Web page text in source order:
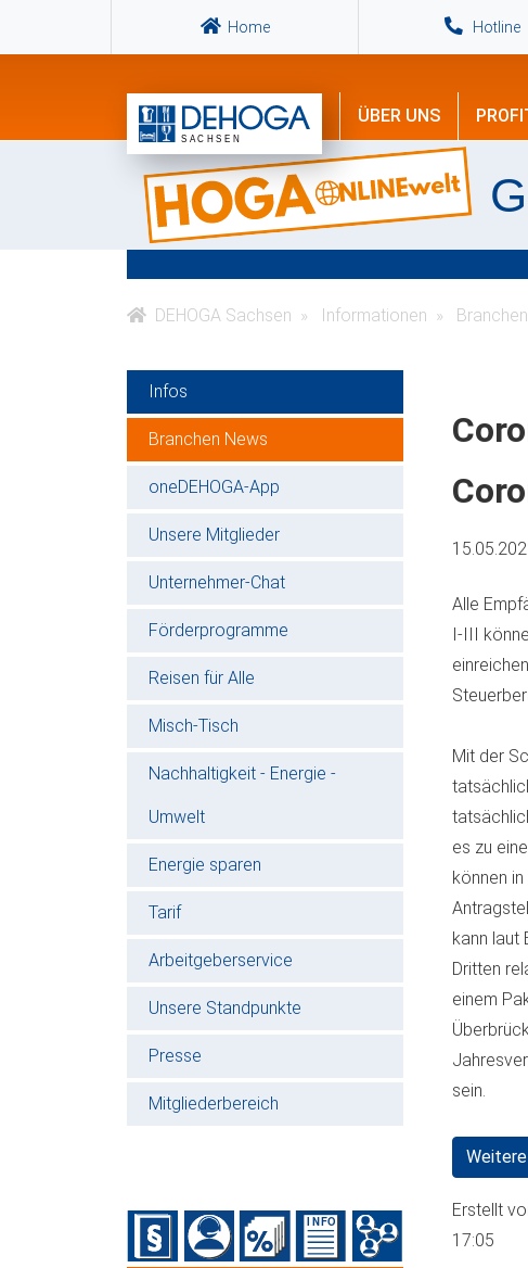
Home Hotline
ÜBER UNS
DEHOGA Sachsen Informationen
Infos
Branchen News
oneDEHOGA-App
Unsere Mitglieder
Unternehmer-Chat
Förderprogramme
Reisen für Alle
Misch-Tisch
Nachhaltigkeit - Energie -
Umwelt
Energie sparen
Tarif
Arbeitgeberservice
Unsere Standpunkte
Presse
Mitgliederbereich
Alle
I-III
Mit der
es zu
können
kann laut
Dritten
einem
sein.
Erstellt
17:05